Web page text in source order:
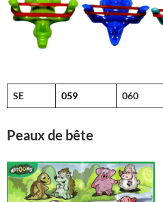
SE 059 060
Peaux de bête